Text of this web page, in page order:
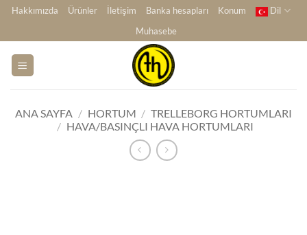
İçeriğe
Hakkımızda Ürünler İletişim Banka hesapları Konum
Dil
Muhasebe
ANA SAYFA / HORTUM / TRELLEBORG HORTUMLARI
/ HAVA/BASINÇLI HAVA HORTUMLARI